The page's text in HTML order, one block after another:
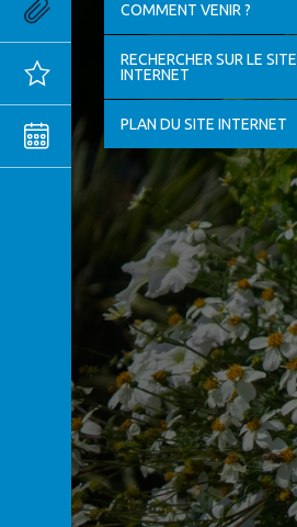
Outils pratiques
Actualités
Agenda
MENTIONS
CONFIDENTIALITÉ
COMMENT VENIR ?
RECHERCHER SUR LE SITE
INTERNET
PLAN DU SITE INTERNET